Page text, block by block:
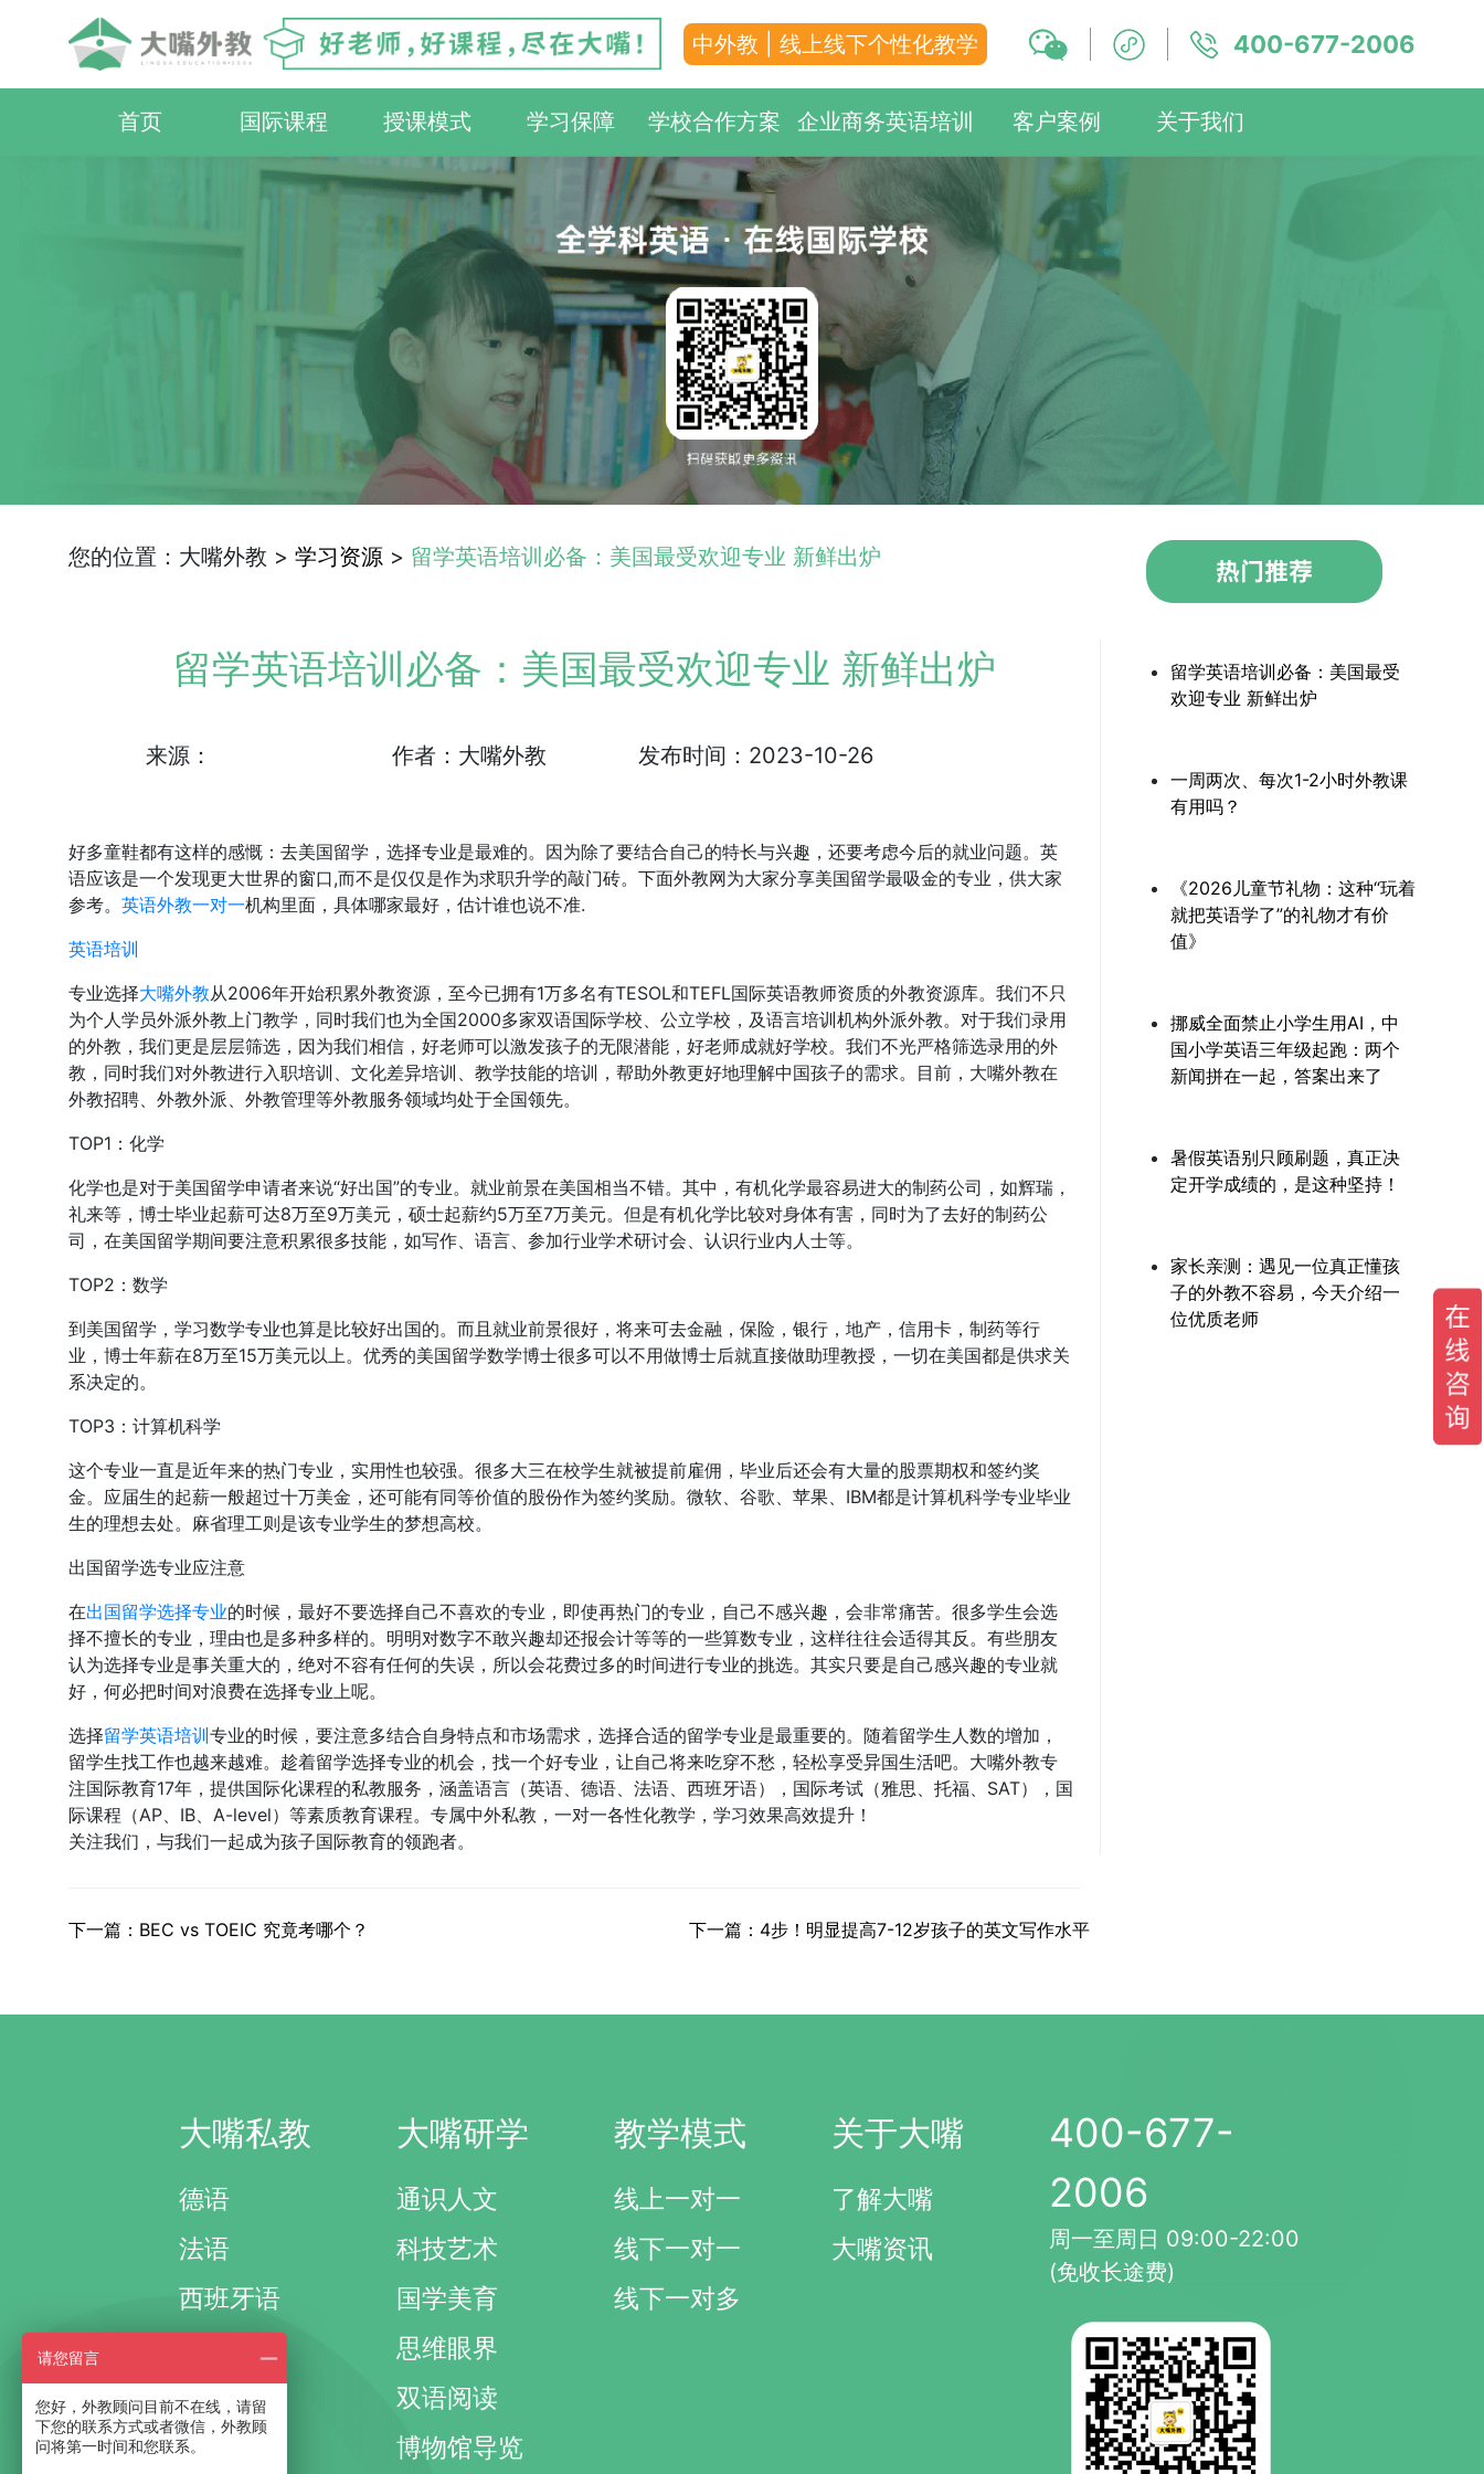
中外教 | 线上线下个性化教学 400-677-2006
首页 国际课程 授课模式 学习保障 学校合作方案 企业商务英语培训 客户案例 关于我们
您的位置：大嘴外教 > 学习资源 > 留学英语培训必备：美国最受欢迎专业 新鲜出炉
留学英语培训必备：美国最受欢迎专业 新鲜出炉
来源： 作者：大嘴外教 发布时间：2023-10-26
好多童鞋都有这样的感慨：去美国留学，选择专业是最难的。因为除了要结合自己的特长与兴趣，还要考虑今后的就业问题。英
语应该是一个发现更大世界的窗口,而不是仅仅是作为求职升学的敲门砖。下面外教网为大家分享美国留学最吸金的专业，供大家
参考。 英语外教一对一机构里面，具体哪家最好，估计谁也说不准.
英语培训
专业选择大嘴外教从2006年开始积累外教资源，至今已拥有1万多名有TESOL和TEFL国际英语教师资质的外教资源库。我们不只
为个人学员外派外教上门教学，同时我们也为全国2000多家双语国际学校、公立学校，及语言培训机构外派外教。对于我们录用
的外教，我们更是层层筛选，因为我们相信，好老师可以激发孩子的无限潜能，好老师成就好学校。我们不光严格筛选录用的外
教，同时我们对外教进行入职培训、文化差异培训、教学技能的培训，帮助外教更好地理解中国孩子的需求。目前，大嘴外教在
外教招聘、外教外派、外教管理等外教服务领域均处于全国领先。
TOP1：化学
化学也是对于美国留学申请者来说“好出国”的专业。就业前景在美国相当不错。其中，有机化学最容易进大的制药公司，如辉瑞，
礼来等，博士毕业起薪可达8万至9万美元，硕士起薪约5万至7万美元。但是有机化学比较对身体有害，同时为了去好的制药公
司，在美国留学期间要注意积累很多技能，如写作、语言、参加行业学术研讨会、认识行业内人士等。
TOP2：数学
到美国留学，学习数学专业也算是比较好出国的。而且就业前景很好，将来可去金融，保险，银行，地产，信用卡，制药等行
业，博士年薪在8万至15万美元以上。优秀的美国留学数学博士很多可以不用做博士后就直接做助理教授，一切在美国都是供求关
系决定的。
TOP3：计算机科学
这个专业一直是近年来的热门专业，实用性也较强。很多大三在校学生就被提前雇佣，毕业后还会有大量的股票期权和签约奖
金。应届生的起薪一般超过十万美金，还可能有同等价值的股份作为签约奖励。微软、谷歌、苹果、IBM都是计算机科学专业毕业
生的理想去处。麻省理工则是该专业学生的梦想高校。
出国留学选专业应注意
在出国留学选择专业的时候，最好不要选择自己不喜欢的专业，即使再热门的专业，自己不感兴趣，会非常痛苦。很多学生会选
择不擅长的专业，理由也是多种多样的。明明对数字不敢兴趣却还报会计等等的一些算数专业，这样往往会适得其反。有些朋友
认为选择专业是事关重大的，绝对不容有任何的失误，所以会花费过多的时间进行专业的挑选。其实只要是自己感兴趣的专业就
好，何必把时间对浪费在选择专业上呢。
选择留学英语培训 专业的时候，要注意多结合自身特点和市场需求，选择合适的留学专业是最重要的。随着留学生人数的增加，
留学生找工作也越来越难。趁着留学选择专业的机会，找一个好专业，让自己将来吃穿不愁，轻松享受异国生活吧。大嘴外教专
注国际教育17年，提供国际化课程的私教服务，涵盖语言（英语、德语、法语、西班牙语），国际考试（雅思、托福、SAT），国
际课程（AP、IB、A-level）等素质教育课程。专属中外私教，一对一各性化教学，学习效果高效提升！
关注我们，与我们一起成为孩子国际教育的领跑者。
下一篇：BEC vs TOEIC 究竟考哪个？ 下一篇：4步！明显提高7-12岁孩子的英文写作水平
留学英语培训必备：美国最受
欢迎专业 新鲜出炉
一周两次、每次1-2小时外教课
有用吗？
《2026儿童节礼物：这种“玩着
就把英语学了”的礼物才有价
值》
挪威全面禁止小学生用AI，中
国小学英语三年级起跑：两个
新闻拼在一起，答案出来了
暑假英语别只顾刷题，真正决
定开学成绩的，是这种坚持！
家长亲测：遇见一位真正懂孩
子的外教不容易，今天介绍一
位优质老师
大嘴私教
德语
法语
西班牙语
国际考试
国际课程
大嘴研学
通识人文
科技艺术
国学美育
思维眼界
双语阅读
博物馆导览
教学模式
线上一对一
线下一对一
线下一对多
关于大嘴
了解大嘴
大嘴资讯
400-677-
2006
周一至周日 09:00-22:00
(免收长途费)
请您留言
您好，外教顾问目前不在线，请留
下您的联系方式或者微信，外教顾
问将第一时间和您联系。